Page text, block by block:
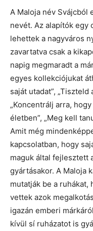
A Maloja név Svájcból
nevét. Az alapítók egy
lehettek a nagyváros
zavartatva csak a
napig megmaradt a
egyes kollekciójukat
saját utadat”,
„Koncentrálj arra,
életben”, „Meg kell
Amit még
kapcsolatban, hogy
maguk által fejlesztett
gyártásakor. A Maloja
mutatják be a ruhákat,
vettek azok
igazán emberi
kívül sí ruházatot is